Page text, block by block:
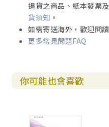
退貨之商品、紙本發票
貨須知 。
如需寄送海外，歡迎閱讀
更多常見問題FAQ
你可能也會喜歡